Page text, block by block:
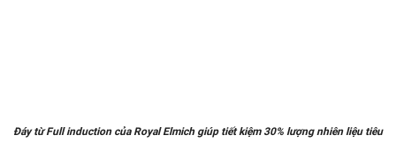
Đáy từ Full induction của Royal Elmich giúp tiết kiệm 30% lượng nhiên liệu tiêu